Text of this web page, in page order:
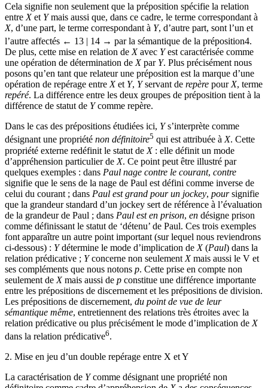
Cela signifie non seulement que la préposition spécifie la relation
entre Xet Ymais aussi que, dans ce cadre, le terme correspondant à
X, d’une part, le terme correspondant à Y, d’autre part, sont l’un et
l’autre affectés ← 13 | 14 → par la sémantique de la préposition4.
De plus, cette mise en relation de Xavec Yest caractérisée comme
une opération de détermination de Xpar Y. Plus précisément nous
posons qu’en tant que relateur une préposition est la marque d’une
opération de repérage entre Xet Y, Yservant de repère pour X, terme
repéré. La différence entre les deux groupes de préposition tient à la
différence de statut de Ycomme repère.
Dans le cas des prépositions étudiées ici, Ys’interprète comme
désignant une propriété non définitoire5 qui est attribuée àX. Cette
propriété externe redéfinit le statut de X: elle définit un mode
d’appréhension particulier de X. Ce point peut être illustré par
quelques exemples : dans Paul nage contre le courant, contre
signifie que le sens de la nage de Paul est défini comme inverse de
celui du courant ; dans Paul est grand pour un jockey, poursignifie
que la grandeur standard d’un jockey sert de référence à l’évaluation
de la grandeur de Paul ; dans Paul est en prison, en désigne prison
comme définissant le statut de ‘détenu’ de Paul. Ces trois exemples
font apparaître un autre point important (sur lequel nous reviendrons
ci-dessous) : Ydétermine le mode d’implication de X(Paul) dans la
relation prédicative ; Yconcerne non seulement Xmais aussi le V et
ses compléments que nous notons p. Cette prise en compte non
seulement de Xmais aussi de p constitue une différence importante
entre les prépositions de discernement et les prépositions de division.
Les prépositions de discernement, du point de vue de leur
sémantique même, entretiennent des relations très étroites avec la
relation prédicative ou plus précisément le mode d’implication de X
dans la relation prédicative6.
2. Mise en jeu d’un double repérage entre X et Y
La caractérisation de Ycomme désignant une propriété non